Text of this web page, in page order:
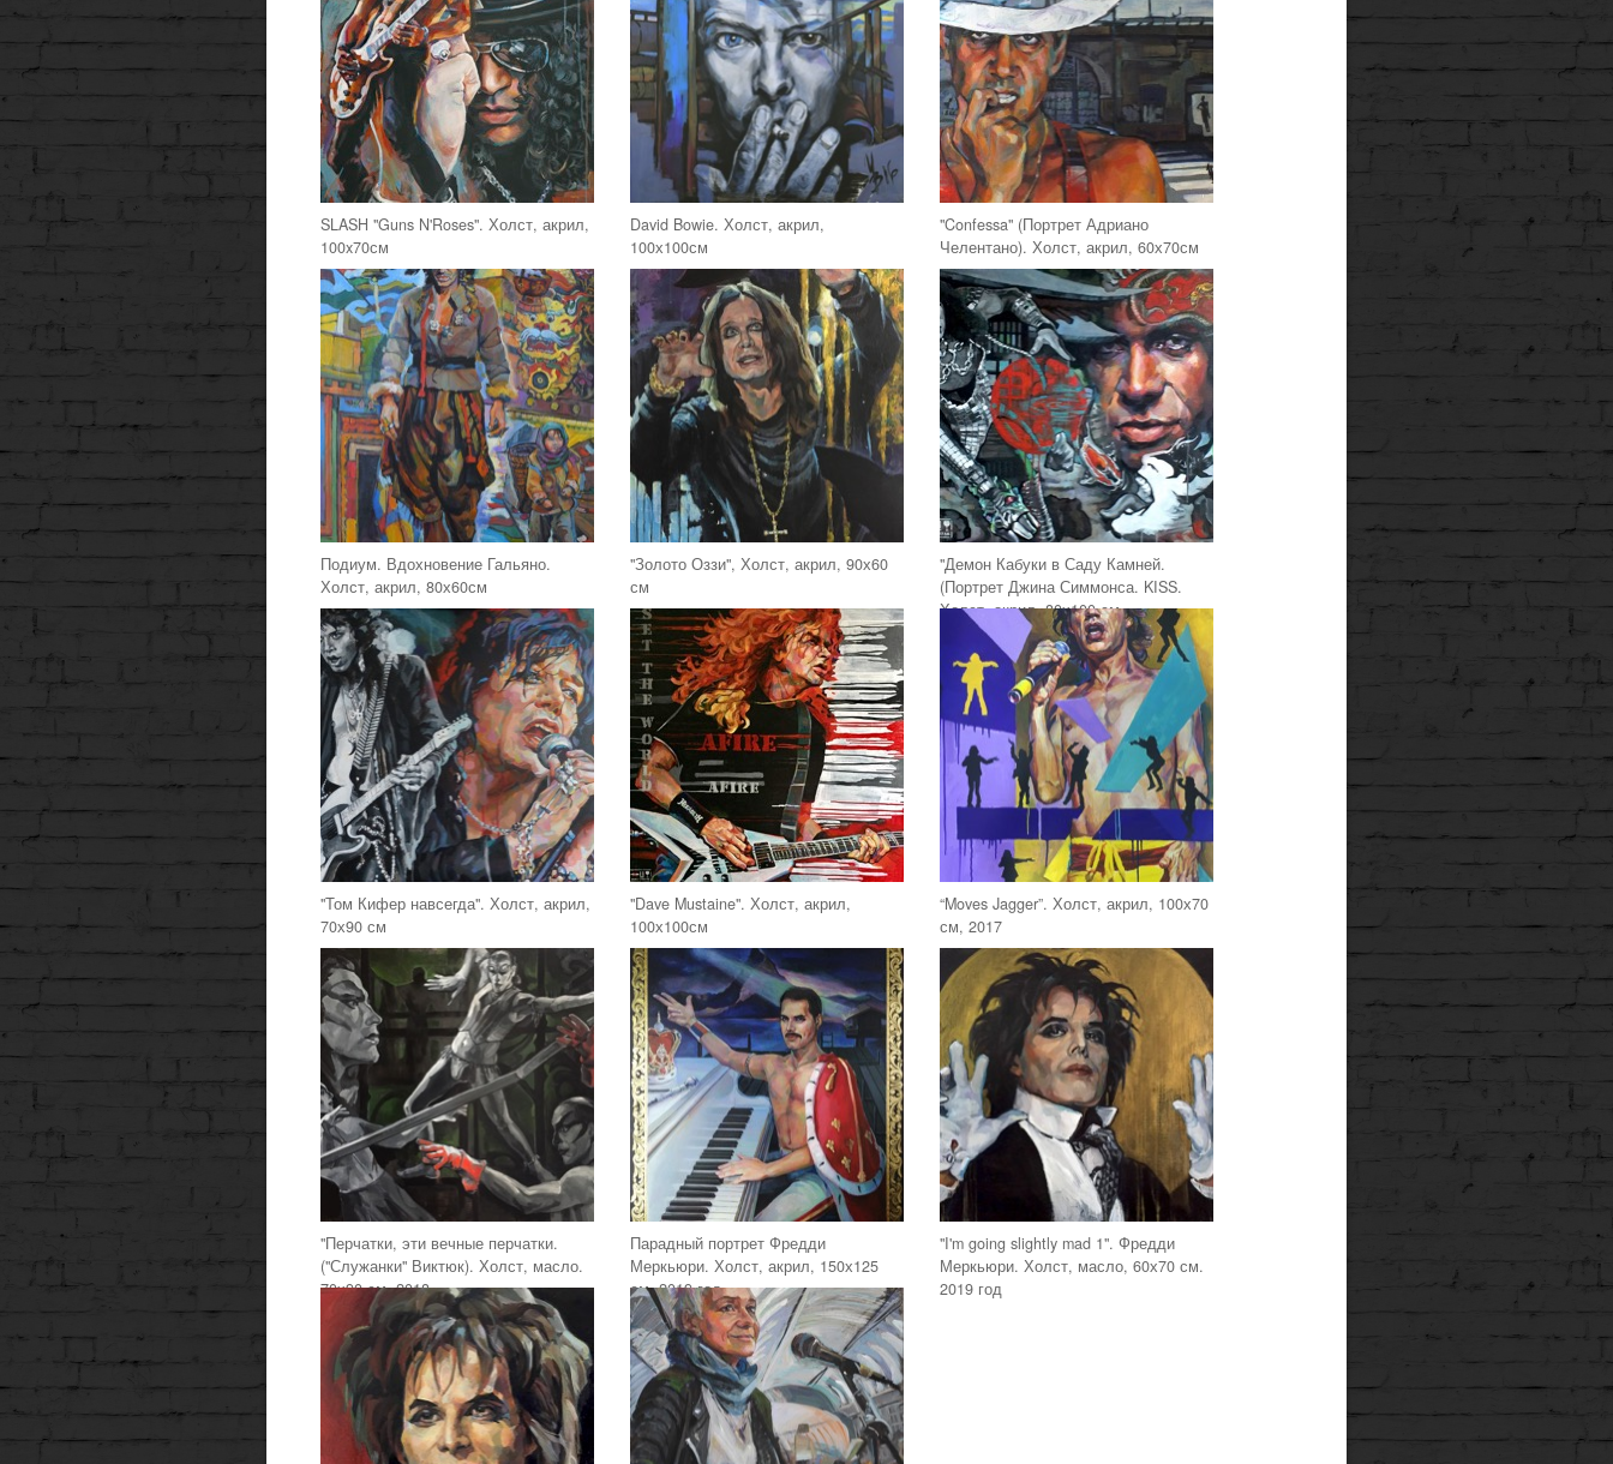
SLASH "Guns N'Roses". Холст, акрил,
100x70см
David Bowie. Холст, акрил,
100х100см
"Confessa" (Портрет Адриано
Челентано). Холст, акрил, 60х70см
Подиум. Вдохновение Гальяно.
Холст, акрил, 80х60см
"Золото Оззи", Холст, акрил, 90х60
см
"Демон Кабуки в Саду Камней.
(Портрет Джина Симмонса. KISS.
Холст, акрил, 80х100 см
"Том Кифер навсегда". Холст, акрил,
70х90 см
"Dave Mustaine". Холст, акрил,
100х100см
“Moves Jagger”. Холст, акрил, 100х70
см, 2017
"Перчатки, эти вечные перчатки.
("Служанки" Виктюк). Холст, масло.
70х90 см, 2018
Парадный портрет Фредди
Меркьюри. Холст, акрил, 150х125
см, 2019 год
"I'm going slightly mad 1". Фредди
Меркьюри. Холст, масло, 60х70 см.
2019 год